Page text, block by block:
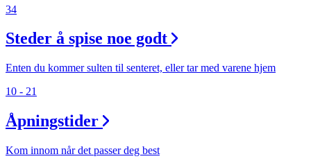
34
Steder å spise noe godt
Enten du kommer sulten til senteret, eller tar med varene hjem
10 - 21
Åpningstider
Kom innom når det passer deg best